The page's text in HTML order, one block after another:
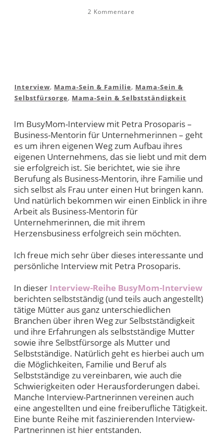
2 Kommentare
Interview, Mama-Sein & Familie, Mama-Sein &
Selbstfürsorge, Mama-Sein & Selbstständigkeit
Im BusyMom-Interview mit Petra Prosoparis –
Business-Mentorin für Unternehmerinnen – geht
es um ihren eigenen Weg zum Aufbau ihres
eigenen Unternehmens, das sie liebt und mit dem
sie erfolgreich ist. Sie berichtet, wie sie ihre
Berufung als Business-Mentorin, ihre Familie und
sich selbst als Frau unter einen Hut bringen kann.
Und natürlich bekommen wir einen Einblick in ihre
Arbeit als Business-Mentorin für
Unternehmerinnen, die mit ihrem
Herzensbusiness erfolgreich sein möchten.
Ich freue mich sehr über dieses interessante und
persönliche Interview mit Petra Prosoparis.
In dieser Interview-Reihe BusyMom-Interview
berichten selbstständig (und teils auch angestellt)
tätige Mütter aus ganz unterschiedlichen
Branchen über ihren Weg zur Selbstständigkeit
und ihre Erfahrungen als selbstständige Mutter
sowie ihre Selbstfürsorge als Mutter und
Selbstständige. Natürlich geht es hierbei auch um
die Möglichkeiten, Familie und Beruf als
Selbstständige zu vereinbaren, wie auch die
Schwierigkeiten oder Herausforderungen dabei.
Manche Interview-Partnerinnen vereinen auch
eine angestellten und eine freiberufliche Tätigkeit.
Eine bunte Reihe mit faszinierenden Interview-
Partnerinnen ist hier entstanden.